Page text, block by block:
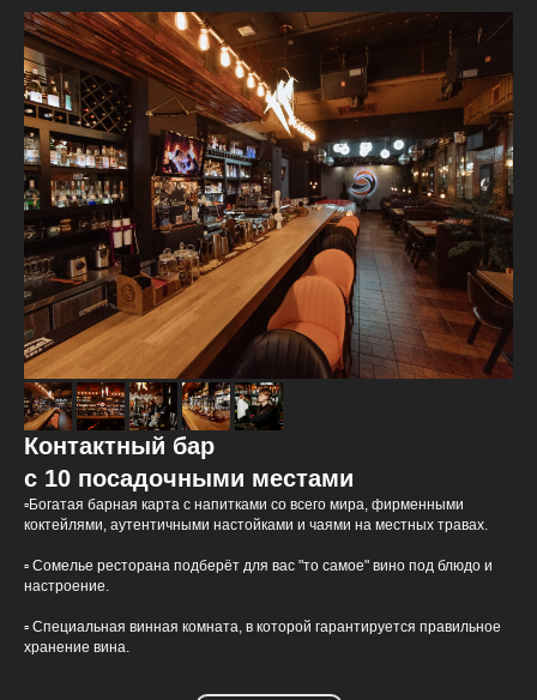
Контактный бар
с 10 посадочными местами
▫️Богатая барная карта с напитками со всего мира, фирменными
коктейлями, аутентичными настойками и чаями на местных травах.
▫️ Сомелье ресторана подберёт для вас "то самое" вино под блюдо и
настроение.
▫️ Специальная винная комната, в которой гарантируется правильное
хранение вина.